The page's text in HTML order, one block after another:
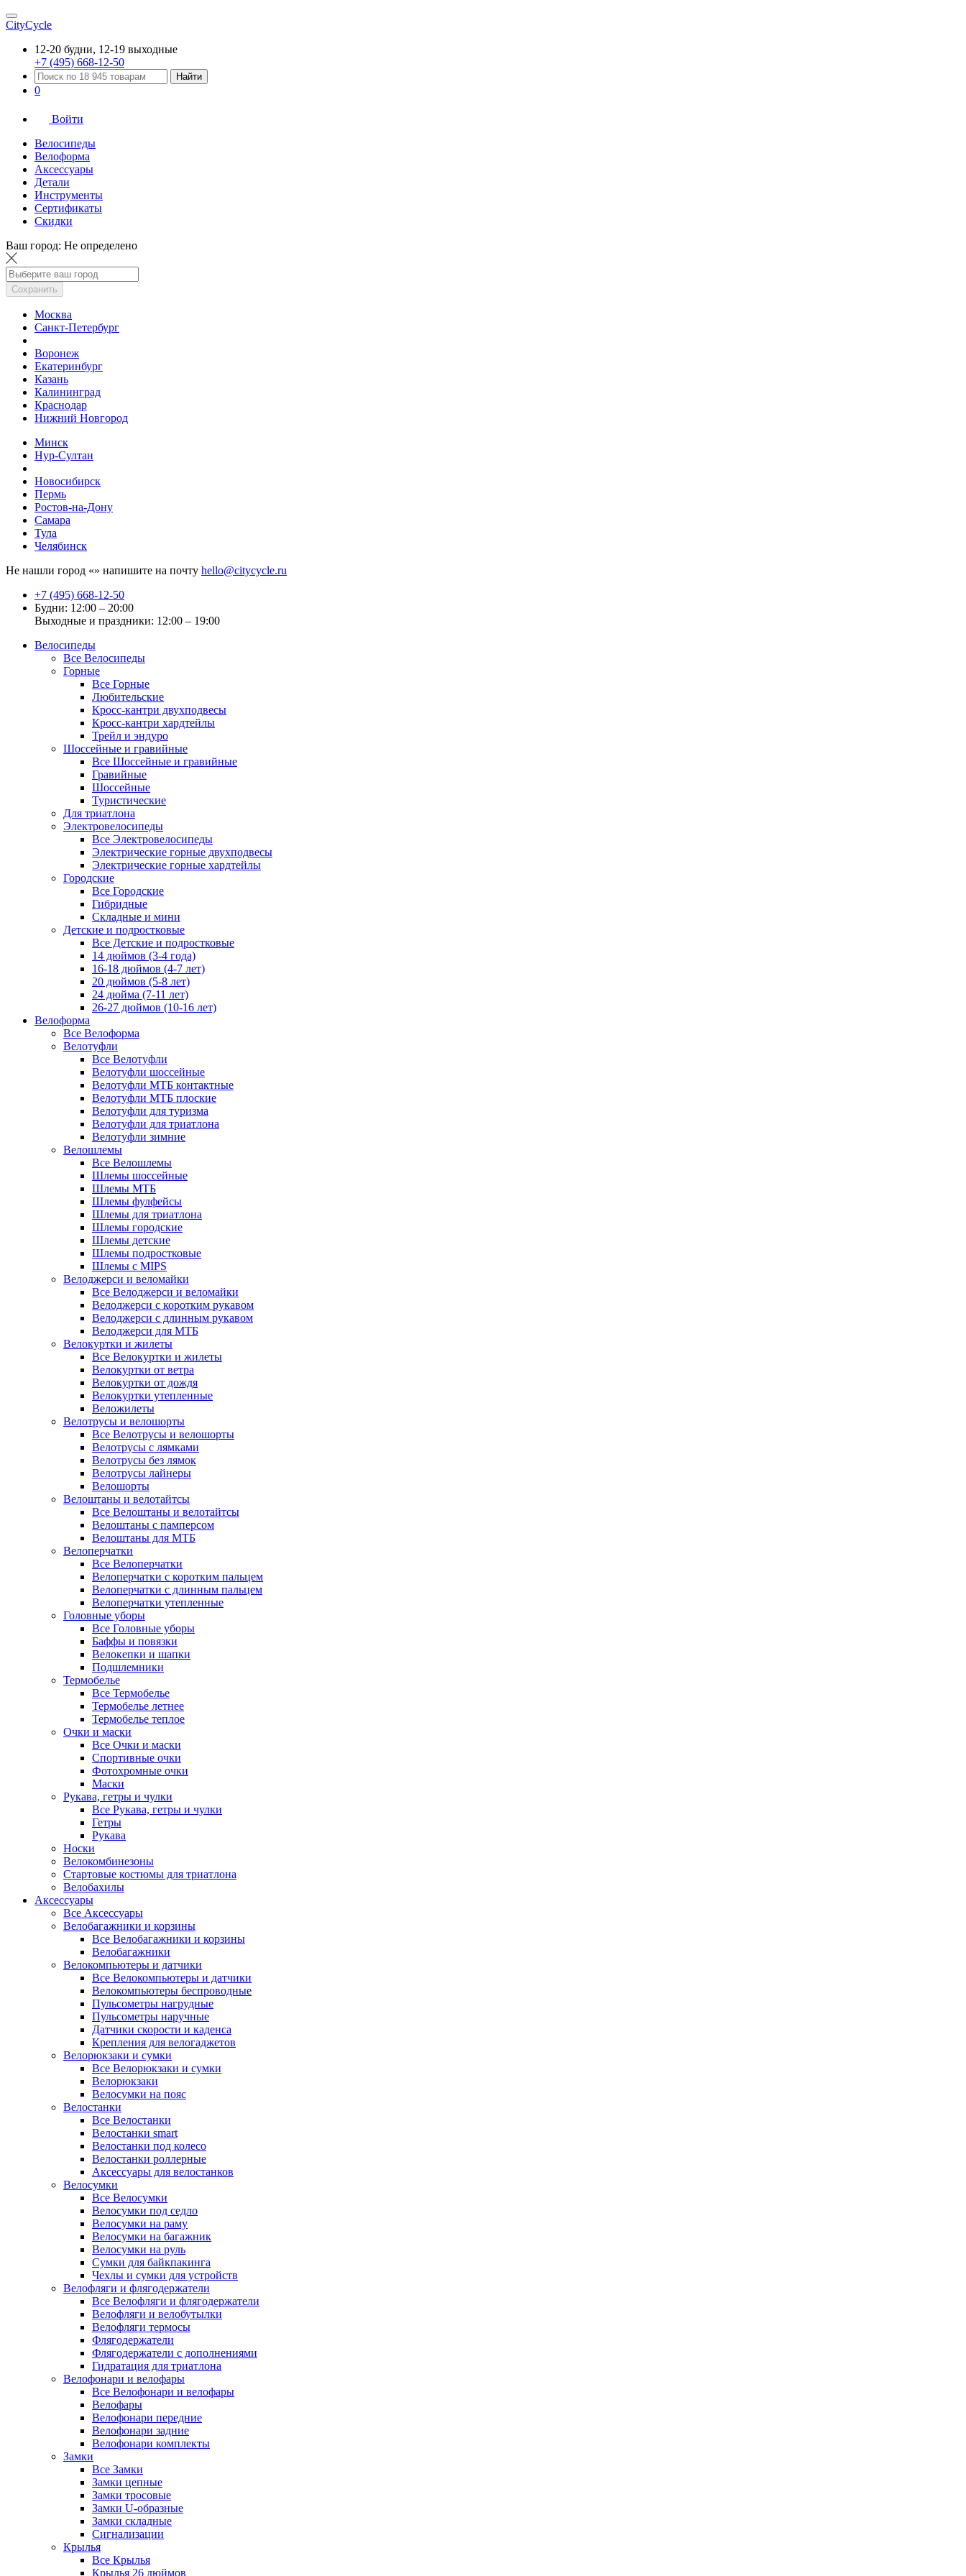
CityCycle
12-20 будни, 12-19 выходные
+7 (495) 668-12-50
Найти
0
Войти
Велосипеды
Велоформа
Аксессуары
Детали
Инструменты
Сертификаты
Скидки
Ваш город: Не определено
Сохранить
Москва
Санкт-Петербург
Воронеж
Екатеринбург
Казань
Калининград
Краснодар
Нижний Новгород
Минск
Нур-Султан
Новосибирск
Пермь
Ростов-на-Дону
Самара
Тула
Челябинск
Не нашли город «» напишите на почту hello@citycycle.ru
+7 (495) 668-12-50
Будни: 12:00 – 20:00
Выходные и праздники: 12:00 – 19:00
Велосипеды
Все Велосипеды
Горные
Все Горные
Любительские
Кросс-кантри двухподвесы
Кросс-кантри хардтейлы
Трейл и эндуро
Шоссейные и гравийные
Все Шоссейные и гравийные
Гравийные
Шоссейные
Туристические
Для триатлона
Электровелосипеды
Все Электровелосипеды
Электрические горные двухподвесы
Электрические горные хардтейлы
Городские
Все Городские
Гибридные
Складные и мини
Детские и подростковые
Все Детские и подростковые
14 дюймов (3-4 года)
16-18 дюймов (4-7 лет)
20 дюймов (5-8 лет)
24 дюйма (7-11 лет)
26-27 дюймов (10-16 лет)
Велоформа
Все Велоформа
Велотуфли
Все Велотуфли
Велотуфли шоссейные
Велотуфли МТБ контактные
Велотуфли МТБ плоские
Велотуфли для туризма
Велотуфли для триатлона
Велотуфли зимние
Велошлемы
Все Велошлемы
Шлемы шоссейные
Шлемы МТБ
Шлемы фулфейсы
Шлемы для триатлона
Шлемы городские
Шлемы детские
Шлемы подростковые
Шлемы с MIPS
Велоджерси и веломайки
Все Велоджерси и веломайки
Велоджерси с коротким рукавом
Велоджерси с длинным рукавом
Велоджерси для МТБ
Велокуртки и жилеты
Все Велокуртки и жилеты
Велокуртки от ветра
Велокуртки от дождя
Велокуртки утепленные
Веложилеты
Велотрусы и велошорты
Все Велотрусы и велошорты
Велотрусы с лямками
Велотрусы без лямок
Велотрусы лайнеры
Велошорты
Велоштаны и велотайтсы
Все Велоштаны и велотайтсы
Велоштаны с памперсом
Велоштаны для МТБ
Велоперчатки
Все Велоперчатки
Велоперчатки с коротким пальцем
Велоперчатки с длинным пальцем
Велоперчатки утепленные
Головные уборы
Все Головные уборы
Баффы и повязки
Велокепки и шапки
Подшлемники
Термобелье
Все Термобелье
Термобелье летнее
Термобелье теплое
Очки и маски
Все Очки и маски
Спортивные очки
Фотохромные очки
Маски
Рукава, гетры и чулки
Все Рукава, гетры и чулки
Гетры
Рукава
Носки
Велокомбинезоны
Стартовые костюмы для триатлона
Велобахилы
Аксессуары
Все Аксессуары
Велобагажники и корзины
Все Велобагажники и корзины
Велобагажники
Велокомпьютеры и датчики
Все Велокомпьютеры и датчики
Велокомпьютеры беспроводные
Пульсометры нагрудные
Пульсометры наручные
Датчики скорости и каденса
Крепления для велогаджетов
Велорюкзаки и сумки
Все Велорюкзаки и сумки
Велорюкзаки
Велосумки на пояс
Велостанки
Все Велостанки
Велостанки smart
Велостанки под колесо
Велостанки роллерные
Аксессуары для велостанков
Велосумки
Все Велосумки
Велосумки под седло
Велосумки на раму
Велосумки на багажник
Велосумки на руль
Сумки для байкпакинга
Чехлы и сумки для устройств
Велофляги и флягодержатели
Все Велофляги и флягодержатели
Велофляги и велобутылки
Велофляги термосы
Флягодержатели
Флягодержатели с дополнениями
Гидратация для триатлона
Велофонари и велофары
Все Велофонари и велофары
Велофары
Велофонари передние
Велофонари задние
Велофонари комплекты
Замки
Все Замки
Замки цепные
Замки тросовые
Замки U-образные
Замки складные
Сигнализации
Крылья
Все Крылья
Крылья 26 дюймов